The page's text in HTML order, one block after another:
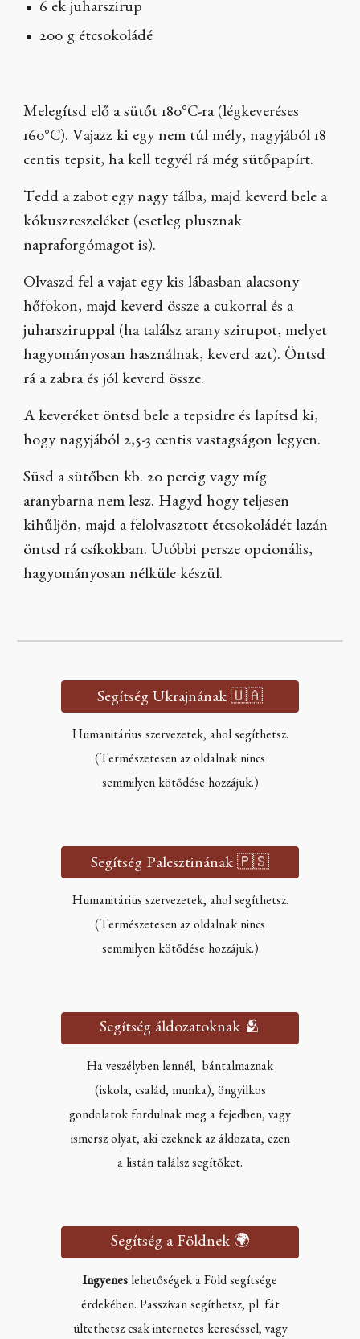
6 ek juharszirup
200 g étcsokoládé
Melegítsd elő a sütőt 180°C-ra (légkeveréses
160°C). Vajazz ki egy nem túl mély, nagyjából 18
centis tepsit, ha kell tegyél rá még sütőpapírt.
Tedd a zabot egy nagy tálba, majd keverd bele a
kókuszreszeléket (esetleg plusznak
napraforgómagot is).
Olvaszd fel a vajat egy kis lábasban alacsony
hőfokon, majd keverd össze a cukorral és a
juharsziruppal (ha találsz arany szirupot, melyet
hagyományosan használnak, keverd azt). Öntsd
rá a zabra és jól keverd össze.
A keveréket öntsd bele a tepsidre és lapítsd ki,
hogy nagyjából 2,5-3 centis vastagságon legyen.
Süsd a sütőben kb. 20 percig vagy míg
aranybarna nem lesz. Hagyd hogy teljesen
kihűljön, majd a felolvasztott étcsokoládét lazán
öntsd rá csíkokban. Utóbbi persze opcionális,
hagyományosan nélküle készül.
Segítség Ukrajnának 🇺🇦
Humanitárius szervezetek, ahol segíthetsz.
(Természetesen az oldalnak nincs
semmilyen kötődése hozzájuk.)
Segítség Palesztinának 🇵🇸
Humanitárius szervezetek, ahol segíthetsz.
(Természetesen az oldalnak nincs
semmilyen kötődése hozzájuk.)
Segítség áldozatoknak 🫂
Ha veszélyben lennél, bántalmaznak
(iskola, család, munka), öngyilkos
gondolatok fordulnak meg a fejedben, vagy
ismersz olyat, aki ezeknek az áldozata, ezen
a listán találsz segítőket.
Segítség a Földnek 🌍
Ingyenes lehetőségek a Föld segítsége
érdekében. Passzívan segíthetsz, pl. fát
ültethetsz csak internetes kereséssel, vagy